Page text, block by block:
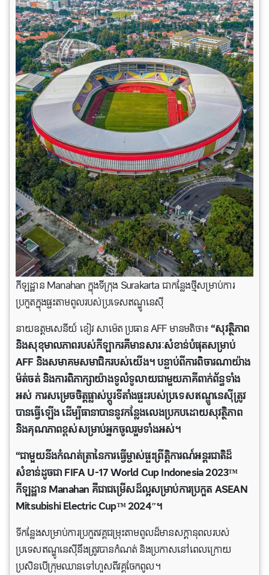
កីឡដ្ឋាន Manahan ក្នុងទីក្រុង Surakarta ជាកន្លែងថ្មីសម្រាប់ការ
ប្រកួតក្នុងផ្ទះតាមពូលរបស់ប្រទេសឥណ្ឌូនេស៊ី
នាយឧត្តមសេនីយ៍ ខៀវ សាម៉េត ប្រធាន AFF មានមតិថា៖“សុវត្ថិភាព
និងសុខុមាលភាពរបស់កីឡាករគឺមានសារៈសំខាន់បំផុតសម្រាប់
AFF និងសមាគមសមាជិករបស់យើង។ បន្ទាប់ពីការពិចារណាយ៉ាង
ម៉ត់ចត់ និងការពិភាក្សាយ៉ាងទូលំទូលាយជាមួយភាគីពាក់ព័ន្ធទាំង
អស់ ការសម្រេចចិត្តផ្លាស់ប្តូរទីតាំងផ្ទះរបស់ប្រទេសឥណ្ឌូនេស៊ីត្រូវ
បានធ្វើឡើង ដើម្បីធានាបាននូវកន្លែងលេងប្រកបដោយសុវត្ថិភាព
និងគុណភាពខ្ពស់សម្រាប់អ្នកចូលរួមទាំងអស់។
“ជាមួយនឹងកំណត់ត្រានៃការធ្វើម្ចាស់ផ្ទះព្រឹត្តិការណ៍អន្តរជាតិដ៏
សំខាន់ដូចជា FIFA U-17 World Cup Indonesia 2023™
កីឡដ្ឋាន Manahan គឺជាជម្រើសដ៏ល្អសម្រាប់ការប្រកួត ASEAN
Mitsubishi Electric Cup™ 2024″។
ទីកន្លែងសម្រាប់ការប្រកួតវគ្គជម្រុះតាមពូលដ៏មានសក្តានុពលរបស់
ប្រទេសឥណ្ឌូនេស៊ីនឹងត្រូវបានកំណត់ និងប្រកាសនៅពេលក្រោយ
ប្រសិនបើក្រុមឈានទៅហួសពីវគ្គចែកពូល។